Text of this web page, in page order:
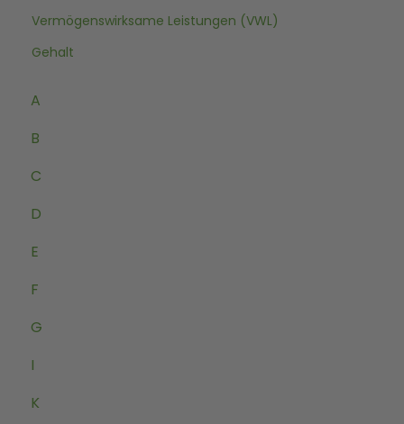
Vermögenswirksame Leistungen (VWL)
Gehalt
A
B
C
D
E
F
G
I
K